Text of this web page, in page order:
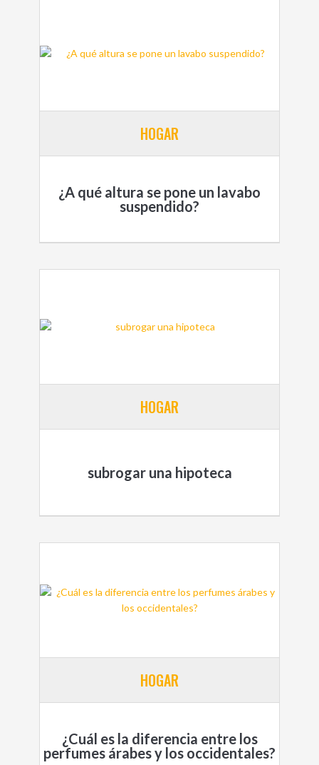
HOGAR
¿A qué altura se pone un lavabo
suspendido?
HOGAR
subrogar una hipoteca
HOGAR
¿Cuál es la diferencia entre los
perfumes árabes y los occidentales?